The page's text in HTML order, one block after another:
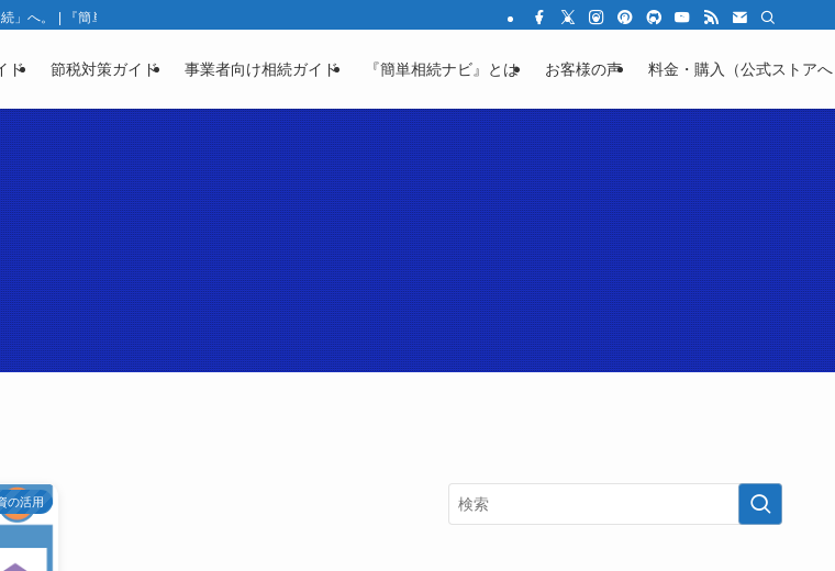
へ。 | 『簡単相続ナビ』製品ガイド | 相続と資産凍結の不安を「わかる」に変える教育サイト
ド 節税対策ガイド 事業者向け相続ガイド 『簡単相続ナビ』とは お客様の声 料金・購入（公式ストア
の活用